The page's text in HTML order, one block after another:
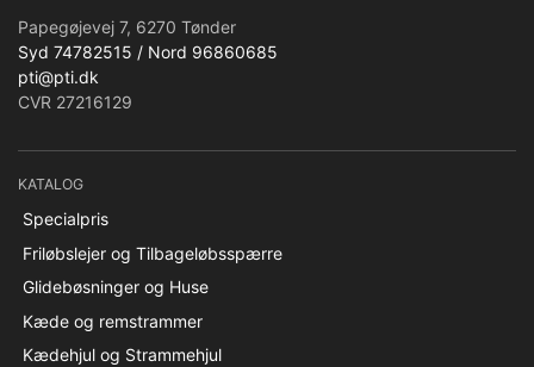
Papegøjevej 7, 6270 Tønder
Syd 74782515 / Nord 96860685
pti@pti.dk
CVR 27216129
KATALOG
Specialpris
Friløbslejer og Tilbageløbsspærre
Glidebøsninger og Huse
Kæde og remstrammer
Kædehjul og Strammehjul